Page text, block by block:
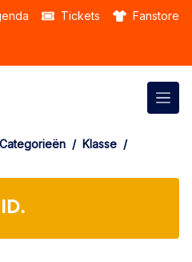
Tickets Fanstore
Categorieën Klasse